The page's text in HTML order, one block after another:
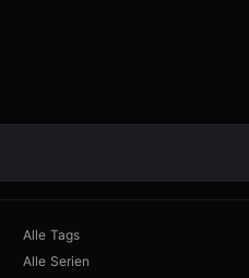
Alle Tags
Alle Serien